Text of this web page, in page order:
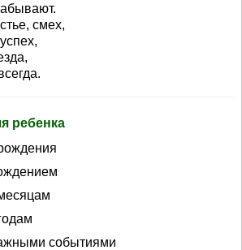
смех,
ребенка
событиями